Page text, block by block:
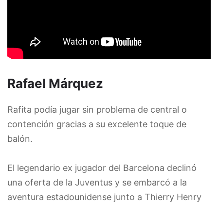
Rafael Márquez
Rafita podía jugar sin problema de central o
contención gracias a su excelente toque de
balón.
El legendario ex jugador del Barcelona declinó
una oferta de la Juventus y se embarcó a la
aventura estadounidense junto a Thierry Henry